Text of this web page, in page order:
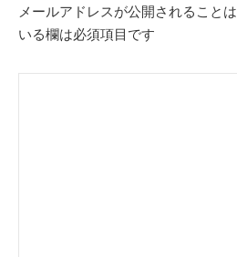
メールアドレスが公開されることは
いる欄は必須項目です